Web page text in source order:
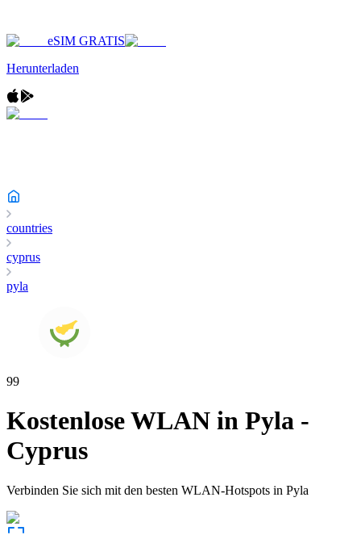
eSIM GRATIS
Herunterladen
countries
cyprus
pyla
99
Kostenlose WLAN in Pyla -
Cyprus
Verbinden Sie sich mit den besten WLAN-Hotspots in Pyla